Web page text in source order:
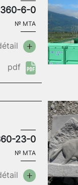
360-6-0
№ MTA
pdf
23-0
№ MTA